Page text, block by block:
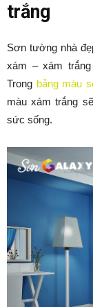
trắng
Sơn tường nhà
xám – xám
Trong bảng màu
màu xám trắng
sức sống.